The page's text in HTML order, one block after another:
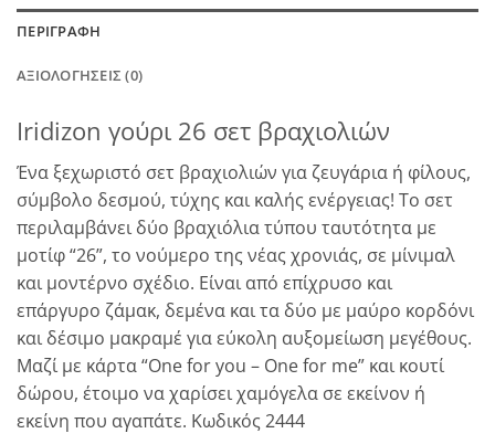
ΠΕΡΙΓΡΑΦΉ
ΑΞΙΟΛΟΓΉΣΕΙΣ (0)
Iridizon γούρι 26 σετ βραχιολιών
Ένα ξεχωριστό σετ βραχιολιών για ζευγάρια ή φίλους,
σύμβολο δεσμού, τύχης και καλής ενέργειας! Το σετ
περιλαμβάνει δύο βραχιόλια τύπου ταυτότητα με
μοτίφ “26”, το νούμερο της νέας χρονιάς, σε μίνιμαλ
και μοντέρνο σχέδιο. Είναι από επίχρυσο και
επάργυρο ζάμακ, δεμένα και τα δύο με μαύρο κορδόνι
και δέσιμο μακραμέ για εύκολη αυξομείωση μεγέθους.
Μαζί με κάρτα “One for you – One for me” και κουτί
δώρου, έτοιμο να χαρίσει χαμόγελα σε εκείνον ή
εκείνη που αγαπάτε. Κωδικός 2444